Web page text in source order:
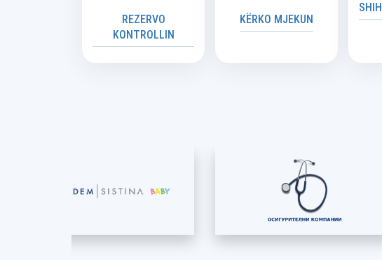
REZERVO
KONTROLLIN
KËRKO MJEKUN